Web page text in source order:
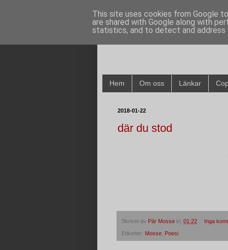
Hem Om oss Länkar
2018-01-22
där du stod
Skrivet av Pär Mosse kl. 01:22 Inga
Etiketter: Mosse Poesi
This site uses cookies from Google
are shared with Google along with
statistics, and to detect and address